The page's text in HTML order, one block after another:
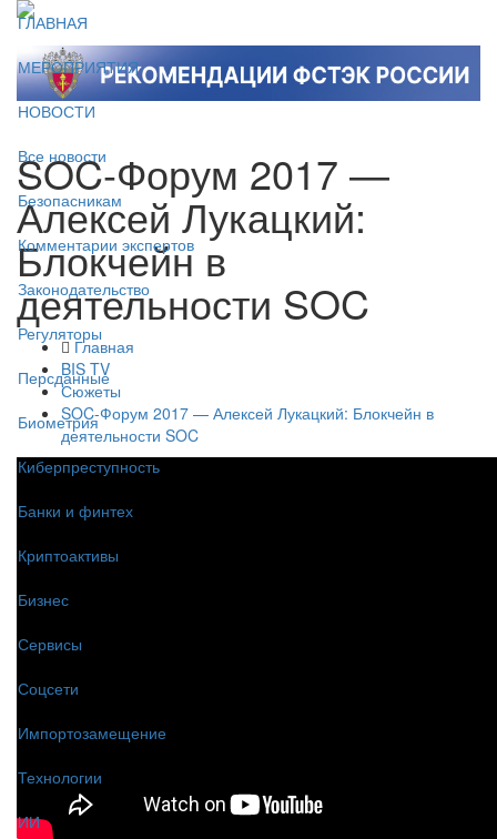
ГЛАВНАЯ
МЕРОПРИЯТИЯ
НОВОСТИ
Все новости
Безопасникам
Комментарии экспертов
Законодательство
Регуляторы
Персданные
Биометрия
Киберпреступность
Банки и финтех
Криптоактивы
Бизнес
Сервисы
Соцсети
Импортозамещение
Технологии
ИИ
SOC-Форум 2017 —
Алексей Лукацкий:
Блокчейн в
деятельности SOC
Главная
BIS TV
Сюжеты
SOC-Форум 2017 — Алексей Лукацкий: Блокчейн в
деятельности SOC